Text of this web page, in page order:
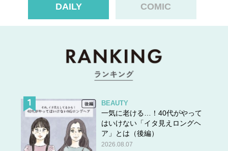
DAILY COMIC
BEAUTY
一気に老ける…！40代がやって
はいけない「イタ見えロングヘ
ア」とは（後編）
2026.08.07